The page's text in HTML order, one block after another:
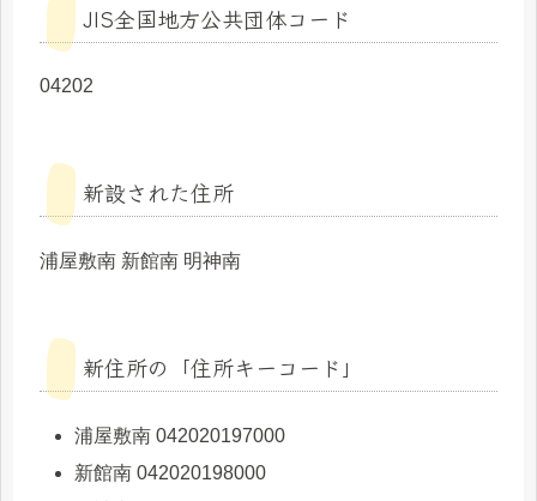
JIS全国地方公共団体コード
04202
新設された住所
浦屋敷南 新館南 明神南
新住所の「住所キーコード」
浦屋敷南 042020197000
新館南 042020198000